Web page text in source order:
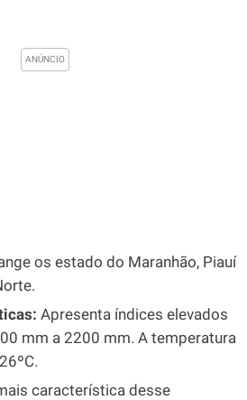
os estado do Maranhão, Piauí
Apresenta índices elevados
mm a 2200 mm. A temperatura
característica desse